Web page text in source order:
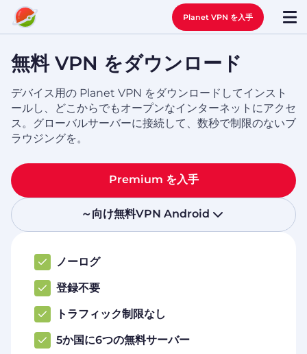
Planet VPN を入手
無料 VPN をダウンロード
デバイス用の Planet VPN をダウンロードしてインスト
ールし、どこからでもオープンなインターネットにアクセ
ス。グローバルサーバーに接続して、数秒で制限のないブ
ラウジングを。
Premium を入手
～向け無料VPN Android
ノーログ
登録不要
トラフィック制限なし
5か国に6つの無料サーバー